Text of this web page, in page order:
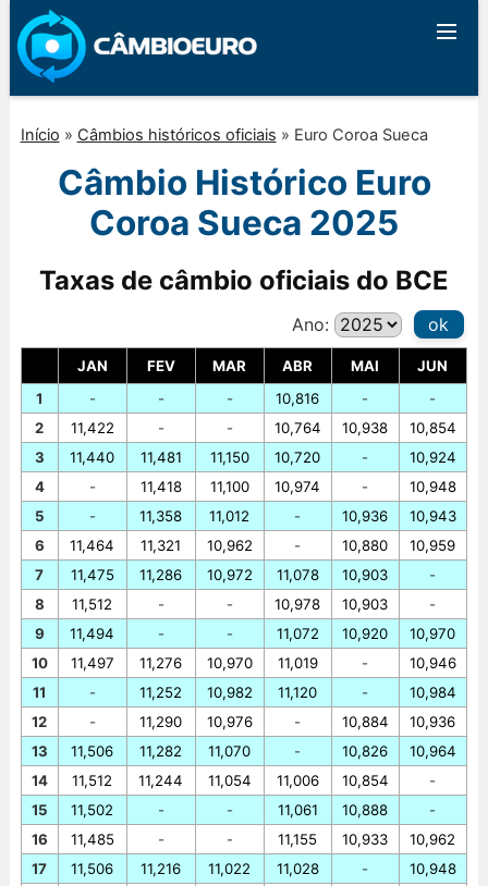
Início » Câmbios históricos oficiais » Euro Coroa Sueca
Câmbio Histórico Euro
Coroa Sueca 2025
Taxas de câmbio oficiais do BCE
Ano: ok
JAN FEV MAR ABR MAI
JUN
1
2
3
4
5
6
7
8
9
10
11
12
13
14
15
16
17
-
11,422
11,440
-
-
11,464
11,475
11,512
11,494
11,497
-
-
11,506
11,512
11,502
11,485
11,506
-
-
11,481
11,418
11,358
11,321
11,286
-
-
11,276
11,252
11,290
11,282
11,244
-
-
11,216
-
-
11,150
11,100
11,012
10,962
10,972
-
-
10,970
10,982
10,976
11,070
11,054
-
-
11,022
10,816
10,764
10,720
10,974
-
-
11,078
10,978
11,072
11,019
11,120
-
-
11,006
11,061
11,155
11,028
-
10,938
-
-
10,936
10,880
10,903
10,903
10,920
-
-
10,884
10,826
10,854
10,888
10,933
-
-
10,854
10,924
10,948
10,943
10,959
-
-
10,970
10,946
10,984
10,936
10,964
-
-
10,962
10,948